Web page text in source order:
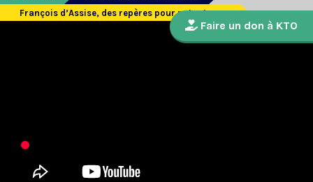
François d’Assise, des repères pour notre temps
Faire un don à KTO